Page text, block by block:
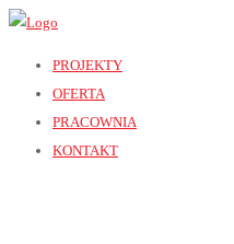
PROJEKTY
OFERTA
PRACOWNIA
KONTAKT